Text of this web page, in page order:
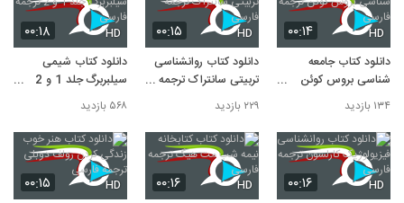
۰۰:۱۴ HD
دانلود کتاب جامعه
شناسی بروس کوئن
ترجمه فارسی
۱۳۴ بازدید
۰۰:۱۵ HD
دانلود کتاب روانشناسی
تربیتی سانتراک ترجمه
فارسی
۲۲۹ بازدید
۰۰:۱۸ HD
دانلود کتاب شیمی
سیلبربرگ جلد 1 و 2
ترجمه فارسی
۵۶۸ بازدید
۰۰:۱۶ HD ۰۰:۱۶ HD ۰۰:۱۵ HD